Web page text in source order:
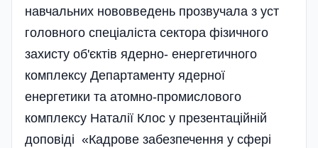
навчальних нововведень прозвучала з уст
головного спеціаліста сектора фізичного
захисту об'єктів ядерно- енергетичного
комплексу Департаменту ядерної
енергетики та атомно-промислового
комплексу Наталії Клос у презентаційній
доповіді «Кадрове забезпечення у сфері